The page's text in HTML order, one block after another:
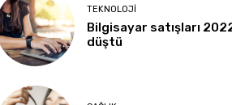
TEKNOLOJI
Bilgisayar satışları
düştü